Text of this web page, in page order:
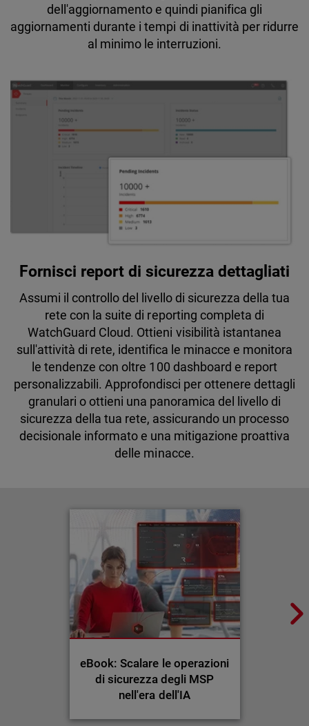
dell'aggiornamento e quindi pianifica gli
aggiornamenti durante i tempi di inattività per ridurre
al minimo le interruzioni.
Fornisci report di sicurezza dettagliati
Assumi il controllo del livello di sicurezza della tua
rete con la suite di reporting completa di
WatchGuard Cloud. Ottieni visibilità istantanea
sull'attività di rete, identifica le minacce e monitora
le tendenze con oltre 100 dashboard e report
personalizzabili. Approfondisci per ottenere dettagli
granulari o ottieni una panoramica del livello di
sicurezza della tua rete, assicurando un processo
decisionale informato e una mitigazione proattiva
delle minacce.
eBook: Scalare le operazioni
di sicurezza degli MSP
nell'era dell'IA